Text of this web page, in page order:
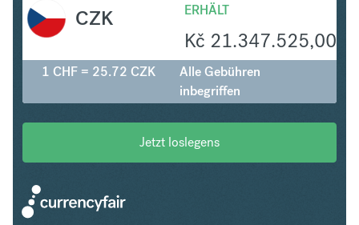
ERHÄLT
Kč 21.347.525,00
CZK
1 CHF = 25.72 CZK
Alle Gebühren
inbegriffen
Jetzt loslegens